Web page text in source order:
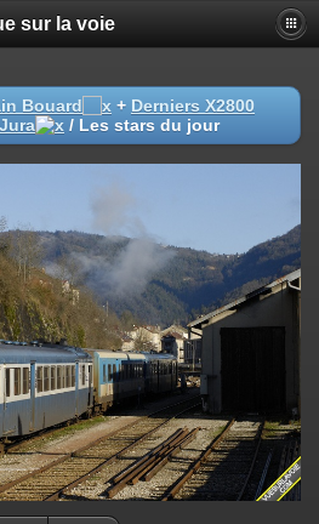
sur la voie
Bouard + Derniers X2800
/ Les stars du jour